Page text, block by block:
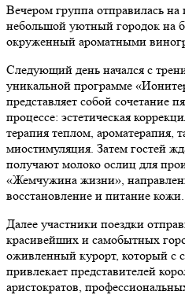
Вечером группа отправилась
небольшой уютный городок на
окруженный ароматными
Следующий день начался с
уникальной программе
представляет собой сочетание
процессе: эстетическая
терапия теплом, ароматерапия,
миостимуляция. Затем гостей
получают молоко ослиц для
«Жемчужина жизни»,
восстановление и питание кожи.
Далее участники поездки
красивейших и самобытных
оживленный курорт, который с
привлекает представителей
аристократов,